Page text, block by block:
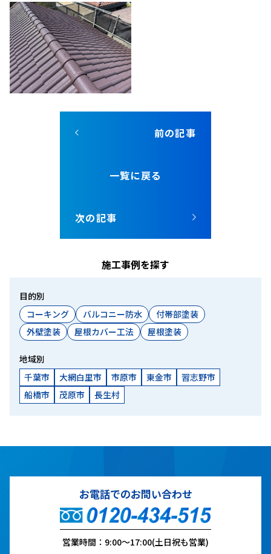
前の記事
一覧に戻る
次の記事
施工事例を探す
目的別
コーキング
バルコニー防水
付帯部塗装
外壁塗装
屋根カバー工法 屋根塗装
地域別
千葉市
大網白里市 市原市 東金市
習志野市
船橋市
茂原市 長生村
お電話でのお問い合わせ
営業時間：9:00～17:00(土日祝も営業)